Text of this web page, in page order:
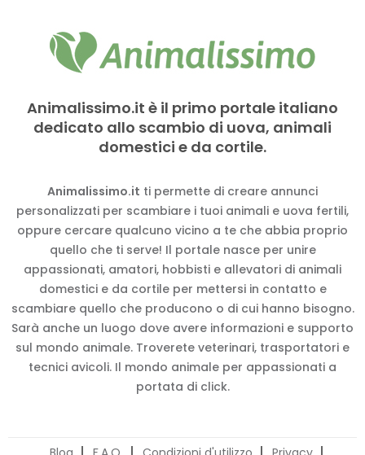
Animalissimo.it è il primo portale italiano
dedicato allo scambio di uova, animali
domestici e da cortile.
Animalissimo.it ti permette di creare annunci
personalizzati per scambiare i tuoi animali e uova fertili,
oppure cercare qualcuno vicino a te che abbia proprio
quello che ti serve! Il portale nasce per unire
appassionati, amatori, hobbisti e allevatori di animali
domestici e da cortile per mettersi in contatto e
scambiare quello che producono o di cui hanno bisogno.
Sarà anche un luogo dove avere informazioni e supporto
sul mondo animale. Troverete veterinari, trasportatori e
tecnici avicoli. Il mondo animale per appassionati a
portata di click.